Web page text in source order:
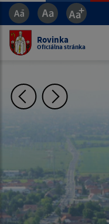
Rovinka
Oficiálna stránka